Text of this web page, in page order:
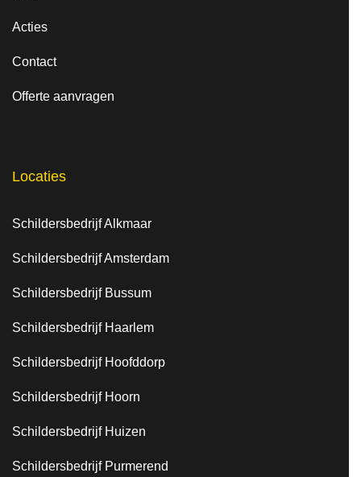
Acties
Contact
Offerte aanvragen
Locaties
Schildersbedrijf Alkmaar
Schildersbedrijf Amsterdam
Schildersbedrijf Bussum
Schildersbedrijf Haarlem
Schildersbedrijf Hoofddorp
Schildersbedrijf Hoorn
Schildersbedrijf Huizen
Schildersbedrijf Purmerend